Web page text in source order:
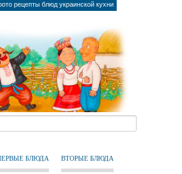
рецепты блюд украинской кухни
БЛЮДА ВТОРЫЕ БЛЮДА